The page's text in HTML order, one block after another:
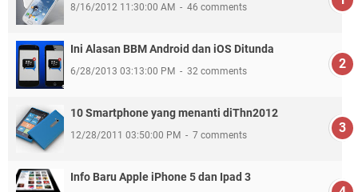
8/16/2012 11:30:00 AM 46 comments
Ini Alasan BBM Android dan iOS Ditunda
6/28/2013 03:13:00 PM 32 comments
10 Smartphone yang menanti diThn2012
12/28/2011 03:50:00 PM 7 comments
Info Baru Apple iPhone 5 dan Ipad 3